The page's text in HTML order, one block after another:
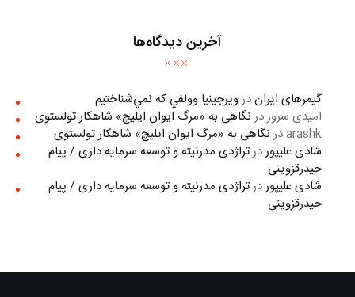
آخرین دیدگاه‌ها
گیمرهای ایراندرويرجينيا وولفي كه نمي‌شناختيم
امیدی سروردر نگاهی به «مرگ ايوان ايليچ» شاهکار تولستوی
arashkدر نگاهی به «مرگ ايوان ايليچ» شاهکار تولستوی
شادی علیپوردرتراژدی مدرنیته و توسعه سرمایه داری / پیام
حیدرقزوینی
شادی علیپوردرتراژدی مدرنیته و توسعه سرمایه داری / پیام
حیدرقزوینی